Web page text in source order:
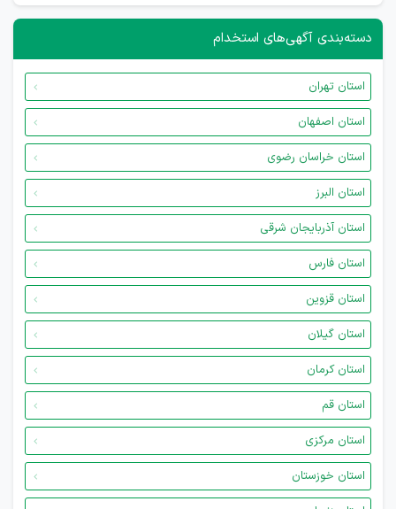
دسته‌بندی آگهی‌های استخدام
استان تهران
استان اصفهان
استان خراسان رضوی
استان البرز
استان آذربایجان شرقی
استان فارس
استان قزوین
استان گیلان
استان کرمان
استان قم
استان مرکزی
استان خوزستان